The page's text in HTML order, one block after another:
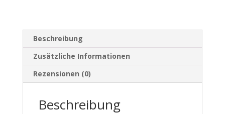
Beschreibung
Zusätzliche Informationen
Rezensionen (0)
Beschreibung